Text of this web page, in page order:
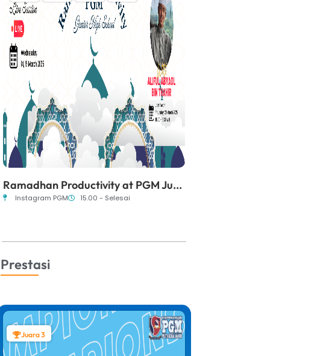
Ramadhan Productivity at PGM Ju...
Instagram PGM 15.00 - Selesai
Prestasi
Juara 3